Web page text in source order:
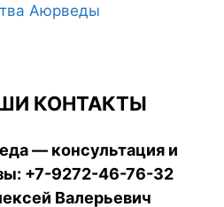
Аюрведы
КОНТАКТЫ
— консультация и
+7-9272-46-76-32
Валерьевич